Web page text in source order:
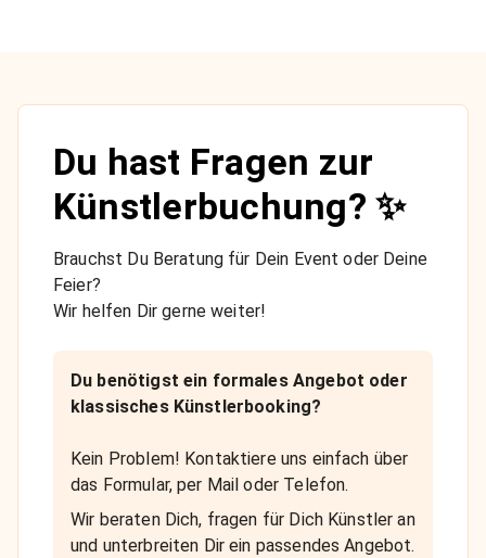
Du hast Fragen zur
Künstlerbuchung? ✨
Brauchst Du Beratung für Dein Event oder Deine
Feier?
Wir helfen Dir gerne weiter!
Du benötigst ein formales Angebot oder
klassisches Künstlerbooking?
Kein Problem! Kontaktiere uns einfach über
das Formular, per Mail oder Telefon.
Wir beraten Dich, fragen für Dich Künstler an
und unterbreiten Dir ein passendes Angebot.